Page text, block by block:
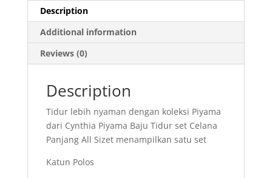
Description
Additional information
Reviews (0)
Description
Tidur lebih nyaman dengan koleksi Piyama
dari Cynthia Piyama Baju Tidur set Celana
Panjang All Sizet menampilkan satu set
Katun Polos